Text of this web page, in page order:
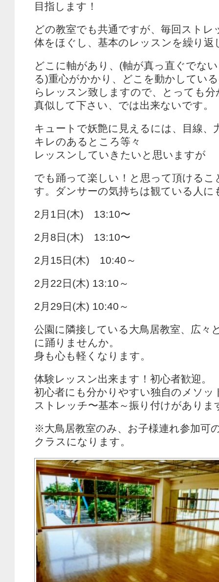
目指します！
どの教室でも共通ですが、毎回ストレ
体をほぐし、基本のレッスンを繰り返
どこに軸があり、(軸が真っ直ぐでな
る)重心がかかり、どこを動かしてい
らレッスン致しますので、とっても
真似して下さい、では出来ないです。
キュートで妖艶に見えるには、目線、
キレのあるところ等々
レッスンしていきたいと思いますが
でも踊って楽しい！と思って頂けるこ
す。ダンサーの気持ちは観ている人に
2月1日(木) 13:10〜
2月8日(木) 13:10〜
2月15日(木) 10:40～
2月22日(木) 13:10～
2月29日(木) 10:40～
公園に隣接している大鳥居教室、広々
に踊りませんか。
身も心も軽くなります。
体験レッスン出来ます！初心者歓迎。
初心者にも分かりやすい独自のメソッ
ストレッチ〜基本～振り付けがありま
※大鳥居教室のみ、お子様連れ参加可
クラスになります。